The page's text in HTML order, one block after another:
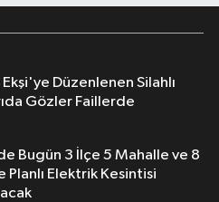
Silahlı
Gözler Faillerde
Bugün 3 İlçe 5 Mahalle ve 8
Planlı Elektrik Kesintisi